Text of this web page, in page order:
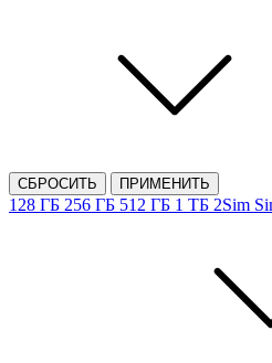
СБРОСИТЬ ПРИМЕНИТЬ
128 ГБ 256 ГБ 512 ГБ 1 ТБ 2Sim